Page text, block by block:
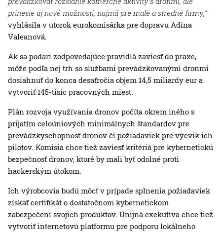
prinesie aj nové možnosti, najmä pre malé a stredné firmy,“
vyhlásila v utorok eurokomisárka pre dopravu Adina
Valeanová.
Ak sa podarí zodpovedajúce pravidlá zaviesť do praxe,
môže podľa nej trh so službami prevádzkovanými dronmi
dosiahnuť do konca desaťročia objem 14,5 miliardy eur a
vytvoriť 145-tisíc pracovných miest.
Plán rozvoja využívania dronov počíta okrem iného s
prijatím celoúniových minimálnych štandardov pre
prevádzkyschopnosť dronov či požiadaviek pre výcvik ich
pilotov. Komisia chce tiež zaviesť kritériá pre kybernetickú
bezpečnosť dronov, ktoré by mali byť odolné proti
hackerským útokom.
Ich výrobcovia budú môcť v prípade splnenia požiadaviek
získať certifikát o dostatočnom kybernetickom
zabezpečení svojich produktov. Únijná exekutíva chce tiež
vytvoriť internetovú platformu pre podporu lokálneho